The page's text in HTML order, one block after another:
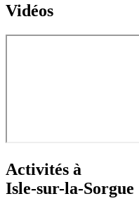
Vidéos
Activités à
Isle-sur-la-Sorgue